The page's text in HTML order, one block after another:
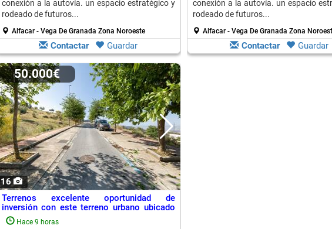
conexión a la autovía. un espacio estratégico y
rodeado de futuros...
Alfacar - Vega De Granada Zona Noroeste
Contactar Guardar
conexión a la autovía. un espacio
rodeado de futuros...
Alfacar - Vega De Granada Zona
Contactar Guardar
16
50.000€
Terrenos excelente oportunidad de
inversión con este terreno urbano ubicado
en...Hace 9 horas